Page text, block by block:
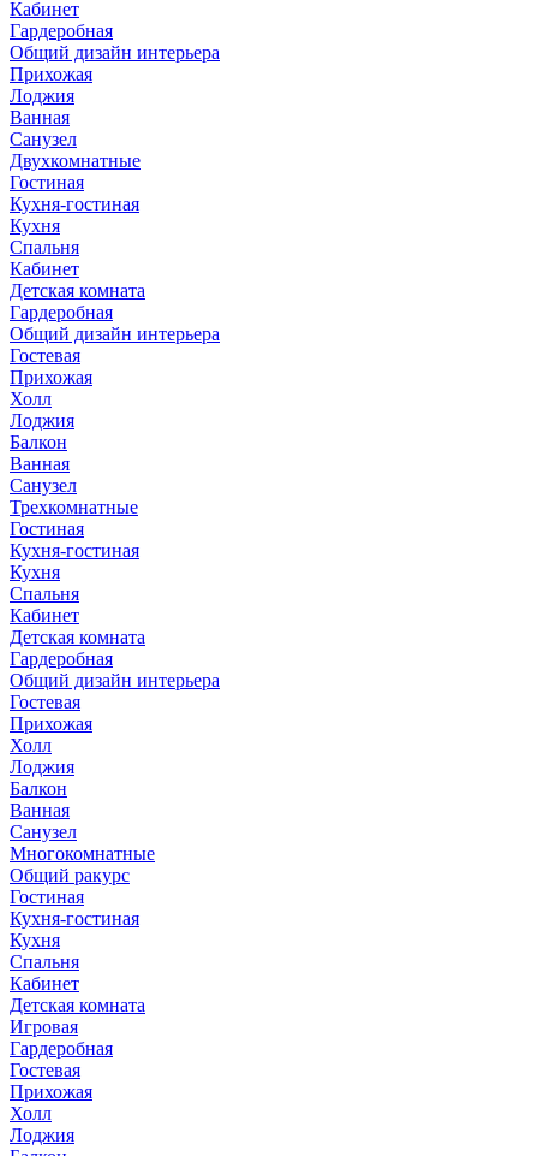
Кабинет
Гардеробная
Общий дизайн интерьера
Прихожая
Лоджия
Ванная
Санузел
Двухкомнатные
Гостиная
Кухня-гостиная
Кухня
Спальня
Кабинет
Детская комната
Гардеробная
Общий дизайн интерьера
Гостевая
Прихожая
Холл
Лоджия
Балкон
Ванная
Санузел
Трехкомнатные
Гостиная
Кухня-гостиная
Кухня
Спальня
Кабинет
Детская комната
Гардеробная
Общий дизайн интерьера
Гостевая
Прихожая
Холл
Лоджия
Балкон
Ванная
Санузел
Многокомнатные
Общий ракурс
Гостиная
Кухня-гостиная
Кухня
Спальня
Кабинет
Детская комната
Игровая
Гардеробная
Гостевая
Прихожая
Холл
Лоджия